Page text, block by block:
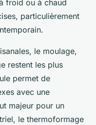
froid ou à chaud
particulièrement
le moulage,
restent les plus
permet de
avec une
majeur pour un
le thermoformage